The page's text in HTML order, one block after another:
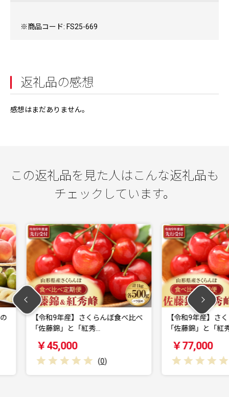
※商品コード: FS25-669
返礼品の感想
感想はまだありません。
この返礼品を見た人はこんな返礼品も
チェックしています。
らんぼ食べ比べ
【令和9年産】さくらんぼ食べ比べ
「佐藤錦」と「紅秀…
【
峰